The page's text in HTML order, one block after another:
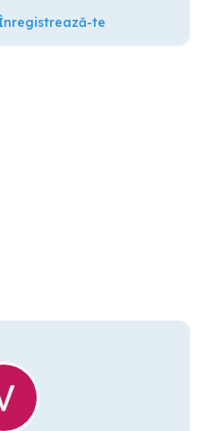
te